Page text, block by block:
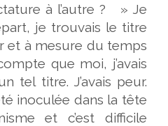
à l’autre ? » Je
je trouvais le titre
et à mesure du temps
que moi, j’avais
tel titre. J’avais peur.
inoculée dans la tête
et c’est difficile